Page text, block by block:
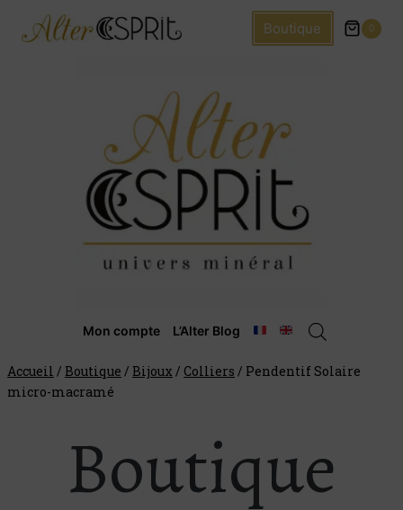
Boutique 0
Mon compte L’Alter Blog
Accueil / Boutique / Bijoux / Colliers / Pendentif Solaire
micro-macramé
Boutique